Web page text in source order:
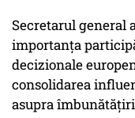
Secretarul general
importanța
decizionale
consolidarea
asupra